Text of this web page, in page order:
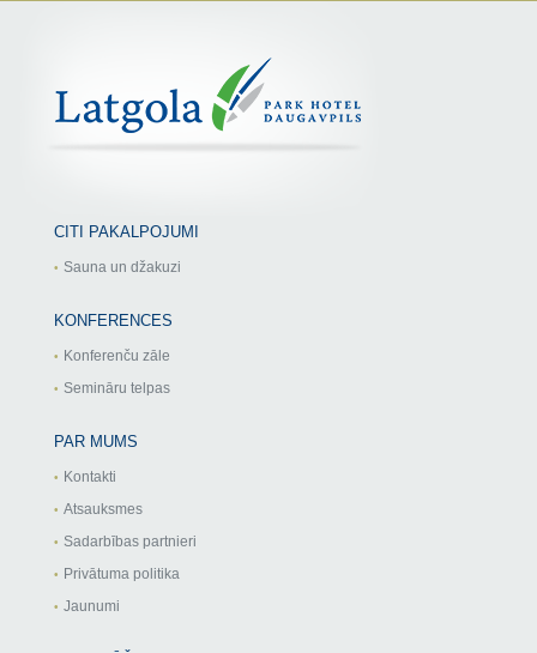
CITI PAKALPOJUMI
Sauna un džakuzi
KONFERENCES
Konferenču zāle
Semināru telpas
PAR MUMS
Kontakti
Atsauksmes
Sadarbības partnieri
Privātuma politika
Jaunumi